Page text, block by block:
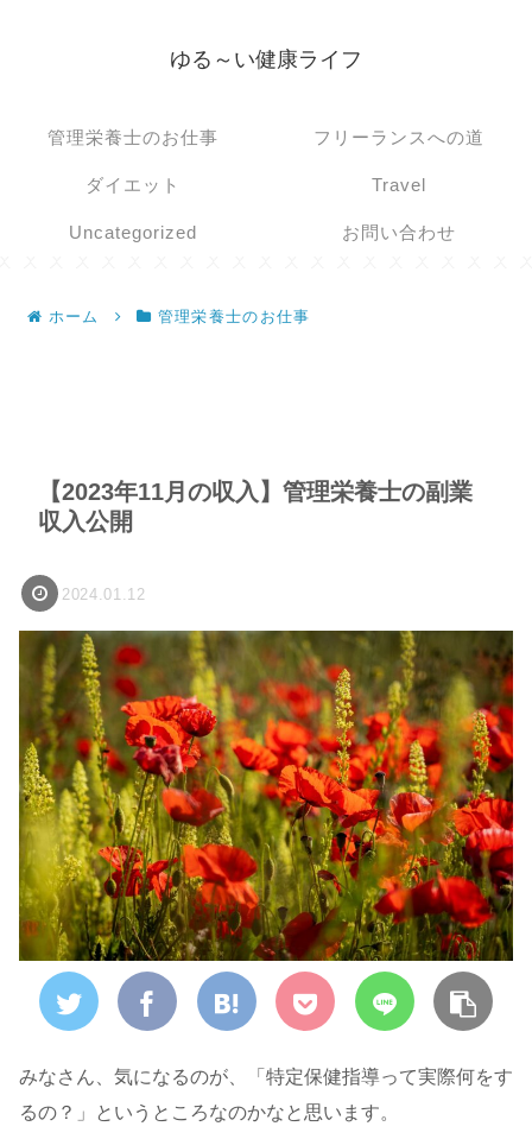
ゆる～い健康ライフ
管理栄養士のお仕事 フリーランスへの道
ダイエット Travel
Uncategorized お問い合わせ
ホーム 管理栄養士のお仕事
【2023年11月の収入】管理栄養士の副業
収入公開
2024.01.12
みなさん、気になるのが、「特定保健指導って実際何をす
るの？」というところなのかなと思います。